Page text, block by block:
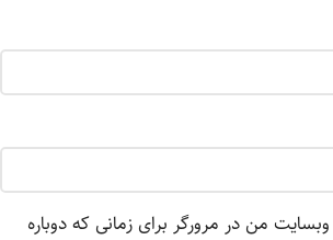
من در مرورگر برای زمانی که دوباره